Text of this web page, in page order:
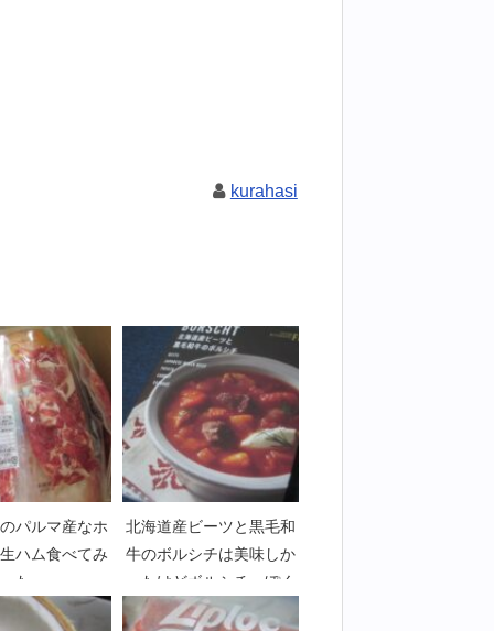
kurahasi
パルマ産なホ
ハム食べてみ
た
北海道産ビーツと黒毛和
牛のボルシチは美味しか
ったけどボルシチっぽく
ない